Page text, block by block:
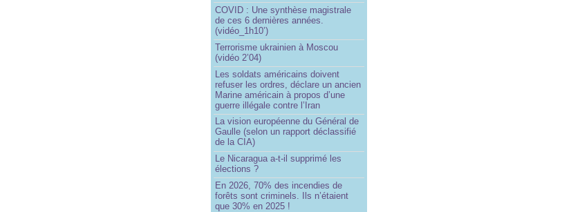
COVID : Une synthèse magistrale
de ces 6 dernières années.
(vidéo_1h10’)
Terrorisme ukrainien à Moscou
(vidéo 2’04)
Les soldats américains doivent
refuser les ordres, déclare un ancien
Marine américain à propos d’une
guerre illégale contre l’Iran
La vision européenne du Général de
Gaulle (selon un rapport déclassifié
de la CIA)
Le Nicaragua a-t-il supprimé les
élections ?
En 2026, 70% des incendies de
forêts sont criminels. Ils n’étaient
que 30% en 2025 !